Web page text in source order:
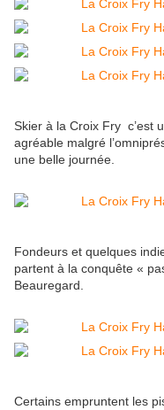
Skier à la Croix Fry c’est
agréable malgré
une belle journée.
Fondeurs et quelques
partent à la conquête «
Beauregard.
Certains empruntent les